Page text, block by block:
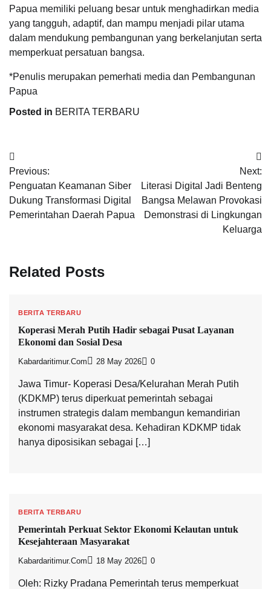
Papua memiliki peluang besar untuk menghadirkan media
yang tangguh, adaptif, dan mampu menjadi pilar utama
dalam mendukung pembangunan yang berkelanjutan serta
memperkuat persatuan bangsa.
*Penulis merupakan pemerhati media dan Pembangunan
Papua
Posted in BERITA TERBARU
Post
navigation
Previous:
Penguatan Keamanan Siber
Dukung Transformasi Digital
Pemerintahan Daerah Papua
Next:
Literasi Digital Jadi Benteng
Bangsa Melawan Provokasi
Demonstrasi di Lingkungan
Keluarga
Related Posts
BERITA TERBARU
Koperasi Merah Putih Hadir sebagai Pusat Layanan
Ekonomi dan Sosial Desa
Kabardaritimur.com 28 May 2026 0
Jawa Timur- Koperasi Desa/Kelurahan Merah Putih
(KDKMP) terus diperkuat pemerintah sebagai
instrumen strategis dalam membangun kemandirian
ekonomi masyarakat desa. Kehadiran KDKMP tidak
hanya diposisikan sebagai […]
BERITA TERBARU
Pemerintah Perkuat Sektor Ekonomi Kelautan untuk
Kesejahteraan Masyarakat
Kabardaritimur.com 18 May 2026 0
Oleh: Rizky Pradana Pemerintah terus memperkuat